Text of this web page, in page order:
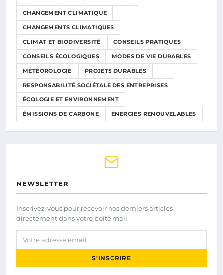
CHANGEMENT CLIMATIQUE
CHANGEMENTS CLIMATIQUES
CLIMAT ET BIODIVERSITÉ CONSEILS PRATIQUES
CONSEILS ÉCOLOGIQUES MODES DE VIE DURABLES
MÉTÉOROLOGIE PROJETS DURABLES
RESPONSABILITÉ SOCIÉTALE DES ENTREPRISES
ÉCOLOGIE ET ENVIRONNEMENT
ÉMISSIONS DE CARBONE ÉNERGIES RENOUVELABLES
NEWSLETTER
Inscrivez-vous pour recevoir nos derniers articles
directement dans votre boîte mail.
Votre adresse email
S'INSCRIRE